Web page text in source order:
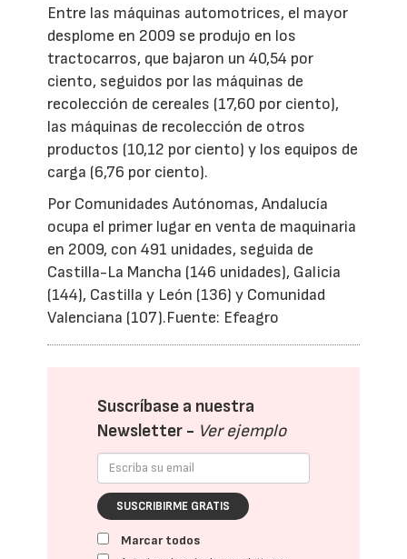
Entre las máquinas automotrices, el mayor
desplome en 2009 se produjo en los
tractocarros, que bajaron un 40,54 por
ciento, seguidos por las máquinas de
recolección de cereales (17,60 por ciento),
las máquinas de recolección de otros
productos (10,12 por ciento) y los equipos de
carga (6,76 por ciento).
Por Comunidades Autónomas, Andalucía
ocupa el primer lugar en venta de maquinaria
en 2009, con 491 unidades, seguida de
Castilla-La Mancha (146 unidades), Galicia
(144), Castilla y León (136) y Comunidad
Valenciana (107).Fuente: Efeagro
Suscríbase a nuestra
Newsletter - Ver ejemplo
SUSCRIBIRME GRATIS
Marcar todos